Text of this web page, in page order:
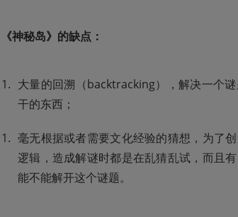
《神秘岛》的缺点：
大量的回溯（backtracking），解决一个
干的东西；
毫无根据或者需要文化经验的猜想，为了
逻辑，造成解谜时都是在乱猜乱试，而且
能不能解开这个谜题。